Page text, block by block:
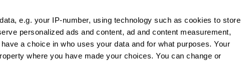
e.g. your IP-number, using technology such as cookies to store
personalized ads and content, ad and content measurement,
a choice in who uses your data and for what purposes. Your
where you have made your choices. You can change or